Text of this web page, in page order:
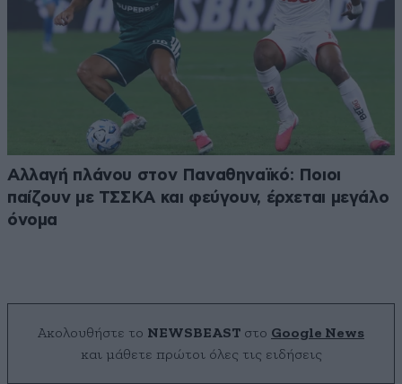
Αλλαγή πλάνου στον Παναθηναϊκό: Ποιοι
παίζουν με ΤΣΣΚΑ και φεύγουν, έρχεται μεγάλο
όνομα
Ακολουθήστε το NEWSBEAST στο Google News
και μάθετε πρώτοι όλες τις ειδήσεις